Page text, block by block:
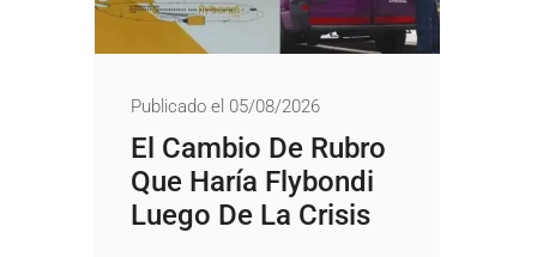
Publicado el 05/08/2026
El Cambio De Rubro
Que Haría Flybondi
Luego De La Crisis